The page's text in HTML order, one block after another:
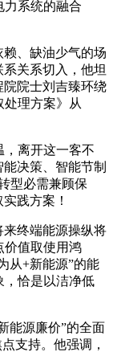
力系统的融合
、缺油少气的场
关系切入，他坦
院士刘吉臻环绕
处理方案》从
离开这一客不
决策、智能节制
型必需兼顾保
践方案！
终端能源操纵将
价值取使用鸿
从+新能源”的能
，恰是以洁净低
源廉价”的全面
支持。他强调，